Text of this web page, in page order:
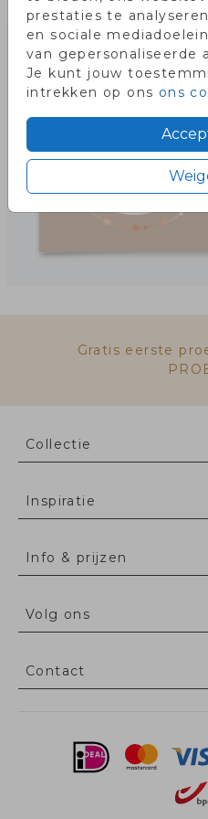
prestaties te
en sociale
van gepersonaliseerde
Je kunt jouw
intrekken op ons ons
Misschien vind je
Gratis eerste
Collectie
Inspiratie
Info & prijzen
Volg ons
Contact